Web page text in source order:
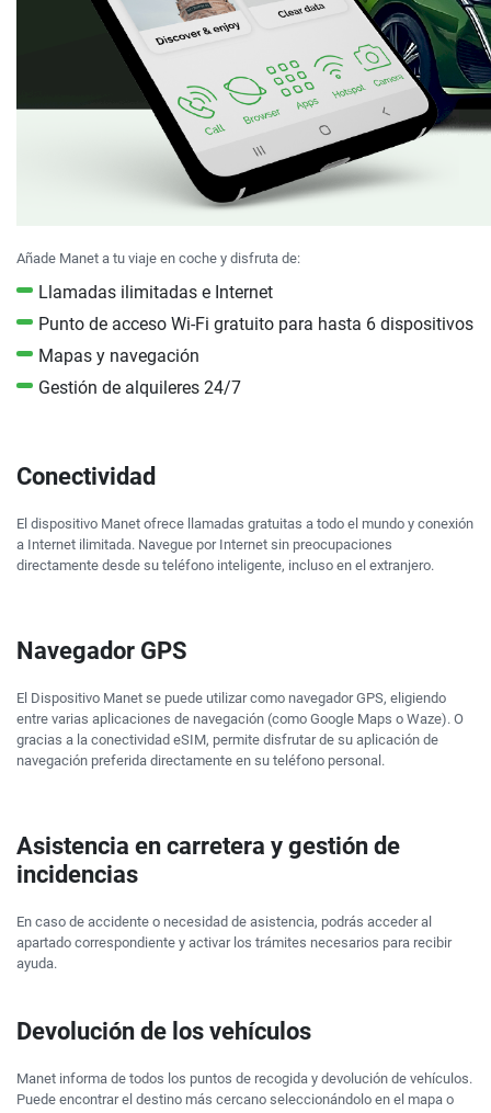
Añade Manet a tu viaje en coche y disfruta de:
Llamadas ilimitadas e Internet
Punto de acceso Wi-Fi gratuito para hasta 6 dispositivos
Mapas y navegación
Gestión de alquileres 24/7
Conectividad
El dispositivo Manet ofrece llamadas gratuitas a todo el mundo y conexión
a Internet ilimitada. Navegue por Internet sin preocupaciones
directamente desde su teléfono inteligente, incluso en el extranjero.
Navegador GPS
El Dispositivo Manet se puede utilizar como navegador GPS, eligiendo
entre varias aplicaciones de navegación (como Google Maps o Waze). O
gracias a la conectividad eSIM, permite disfrutar de su aplicación de
navegación preferida directamente en su teléfono personal.
Asistencia en carretera y gestión de
incidencias
En caso de accidente o necesidad de asistencia, podrás acceder al
apartado correspondiente y activar los trámites necesarios para recibir
ayuda.
Devolución de los vehículos
Manet informa de todos los puntos de recogida y devolución de vehículos.
Puede encontrar el destino más cercano seleccionándolo en el mapa o